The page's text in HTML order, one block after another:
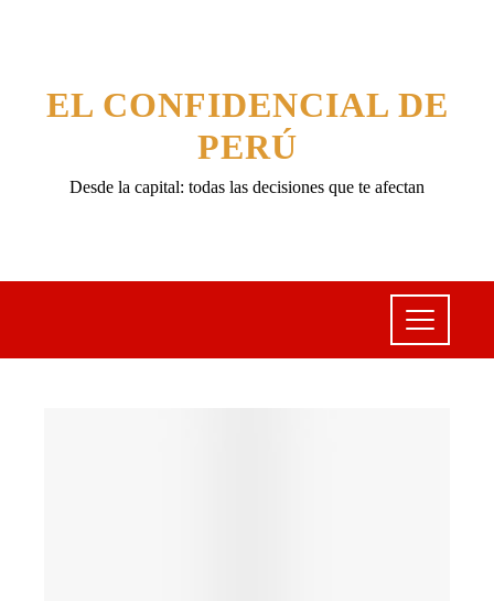
EL CONFIDENCIAL DE
PERÚ
Desde la capital: todas las decisiones que te afectan